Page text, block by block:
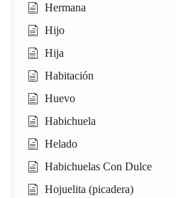
Hermana
Hijo
Hija
Habitación
Huevo
Habichuela
Helado
Habichuelas Con Dulce
Hojuelita (picadera)